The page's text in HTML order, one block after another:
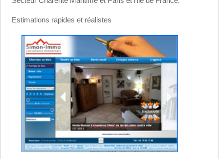
Estimations rapides et réalistes